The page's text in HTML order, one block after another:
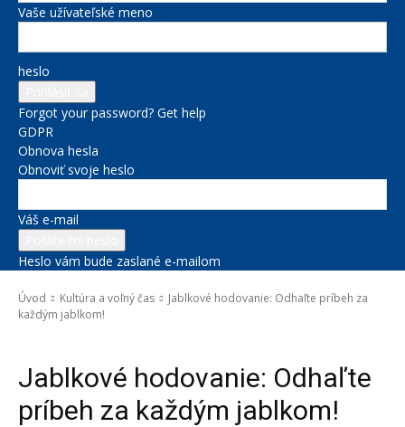
Vaše užívateľské meno
heslo
Forgot your password? Get help
GDPR
Obnova hesla
Obnoviť svoje heslo
Váš e-mail
Heslo vám bude zaslané e-mailom
Úvod Kultúra a voľný čas
Jablkové hodovanie: Odhaľte príbeh za
každým jablkom!
Jablkové hodovanie: Odhaľte
príbeh za každým jablkom!